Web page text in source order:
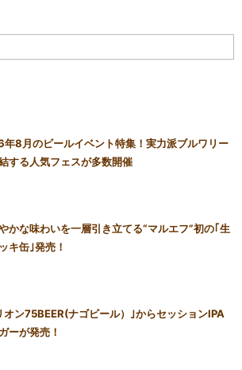
8月のビールイベント特集！実力派ブルワリー
する人気フェスが多数開催
かな味わいを一層引き立てる“マルエフ”初の｢生
キ缶｣発売！
オン75BEER(ナゴビール）｣からセッションIPA
ーが発売！